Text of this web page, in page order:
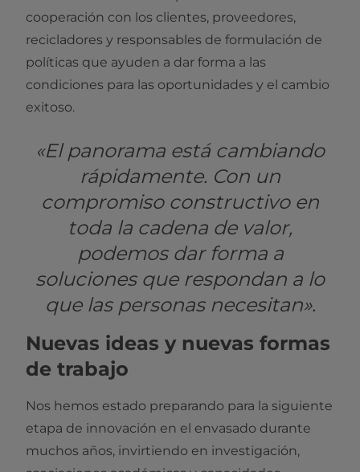
cooperación con los clientes, proveedores,
recicladores y responsables de formulación de
políticas que ayuden a dar forma a las
condiciones para las oportunidades y el cambio
exitoso.
«El panorama está cambiando
rápidamente. Con un
compromiso constructivo en
toda la cadena de valor,
podemos dar forma a
soluciones que respondan a lo
que las personas necesitan».
Nuevas ideas y nuevas formas
de trabajo
Nos hemos estado preparando para la siguiente
etapa de innovación en el envasado durante
muchos años, invirtiendo en investigación,